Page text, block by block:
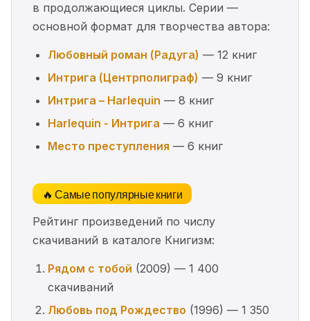
в продолжающиеся циклы. Серии —
основной формат для творчества автора:
Любовный роман (Радуга) — 12 книг
Интрига (Центрполиграф) — 9 книг
Интрига – Harlequin — 8 книг
Harlequin - Интрига — 6 книг
Место преступления — 6 книг
🔥 Самые популярные книги
Рейтинг произведений по числу
скачиваний в каталоге Книгизм:
Рядом с тобой (2009) — 1 400
скачиваний
Любовь под Рождество (1996) — 1 350